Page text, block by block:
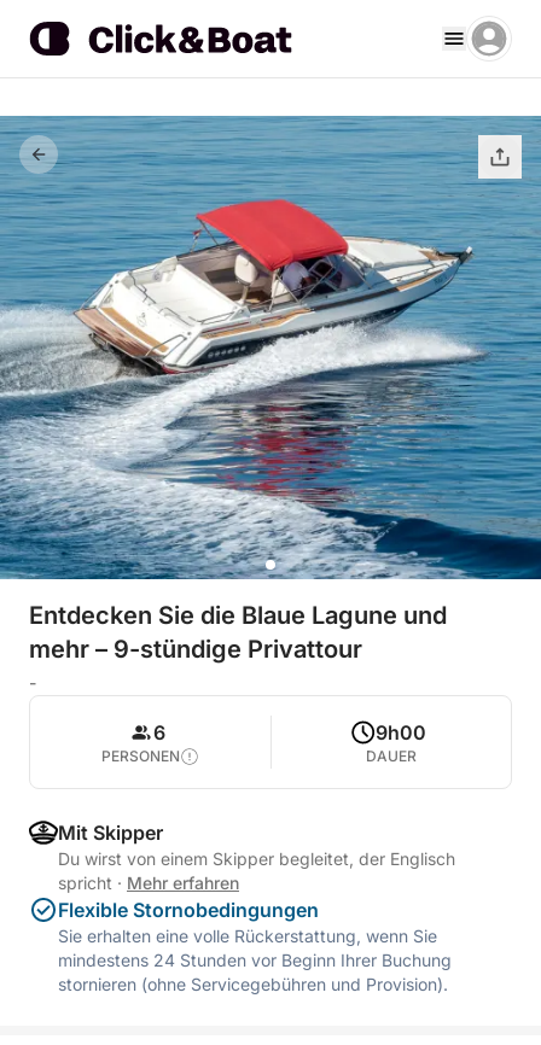
Entdecken Sie die Blaue Lagune und
mehr – 9-stündige Privattour
-
6
PERSONEN
9h00
DAUER
Mit Skipper
Du wirst von einem Skipper begleitet, der Englisch
spricht · Mehr erfahren
Flexible Stornobedingungen
Sie erhalten eine volle Rückerstattung, wenn Sie
mindestens 24 Stunden vor Beginn Ihrer Buchung
stornieren (ohne Servicegebühren und Provision).